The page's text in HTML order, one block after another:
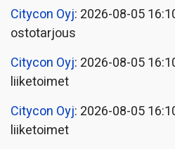
Citycon Oyj: 2026-08-05
ostotarjous
Citycon Oyj: 2026-08-05
liiketoimet
Citycon Oyj: 2026-08-05
liiketoimet